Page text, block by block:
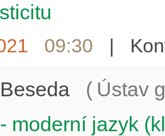
09:30 |
( Ústav
moderní jazyk